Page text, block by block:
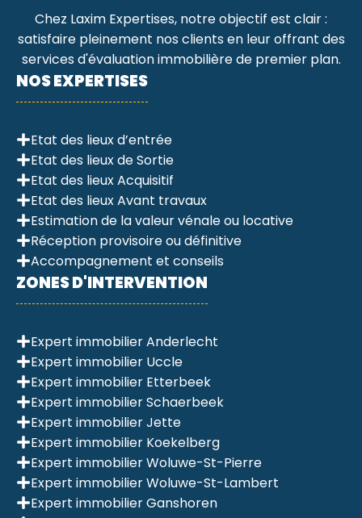
Chez Laxim Expertises, notre objectif est clair :
satisfaire pleinement nos clients en leur offrant des
services d'évaluation immobilière de premier plan.
NOS EXPERTISES
Etat des lieux d’entrée
Etat des lieux de Sortie
Etat des lieux Acquisitif
Etat des lieux Avant travaux
Estimation de la valeur vénale ou locative
Réception provisoire ou définitive
Accompagnement et conseils
ZONES D'INTERVENTION
Expert immobilier Anderlecht
Expert immobilier Uccle
Expert immobilier Etterbeek
Expert immobilier Schaerbeek
Expert immobilier Jette
Expert immobilier Koekelberg
Expert immobilier Woluwe-St-Pierre
Expert immobilier Woluwe-St-Lambert
Expert immobilier Ganshoren